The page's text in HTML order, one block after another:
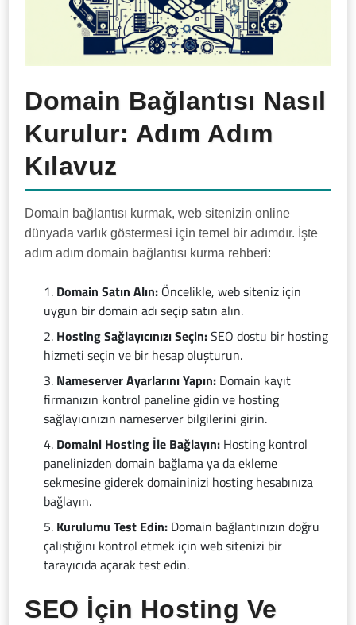
Domain Bağlantısı Nasıl
Kurulur: Adım Adım
Kılavuz
Domain bağlantısı kurmak, web sitenizin online
dünyada varlık göstermesi için temel bir adımdır. İşte
adım adım domain bağlantısı kurma rehberi:
Domain Satın Alın: Öncelikle, web siteniz için
uygun bir domain adı seçip satın alın.
Hosting Sağlayıcınızı Seçin:SEO dostu bir hosting
hizmeti seçin ve bir hesap oluşturun.
Nameserver Ayarlarını Yapın: Domain kayıt
firmanızın kontrol paneline gidin ve hosting
sağlayıcınızın nameserver bilgilerini girin.
Domaini Hosting İle Bağlayın: Hosting kontrol
panelinizden domain bağlama ya da ekleme
sekmesine giderek domaininizi hosting hesabınıza
bağlayın.
Kurulumu Test Edin: Domain bağlantınızın doğru
çalıştığını kontrol etmek için web sitenizi bir
tarayıcıda açarak test edin.
SEO İçin Hosting Ve